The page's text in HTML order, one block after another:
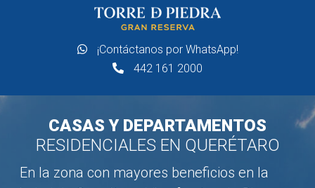
¡Contáctanos por WhatsApp!
442 161 2000
CASAS Y DEPARTAMENTOS
RESIDENCIALES EN QUERÉTARO
En la zona con mayores beneficios en la